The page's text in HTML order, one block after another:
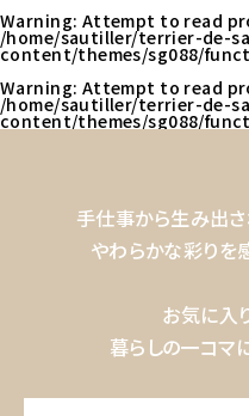
Warning: Attempt to read
/home/sautiller/terrier-de-
content/themes/sg088/
Warning: Attempt to read
/home/sautiller/terrier-de-
content/themes/sg088/
手仕事から生み出さ
やわらかな彩りを
お気に入
暮らしの一コマ